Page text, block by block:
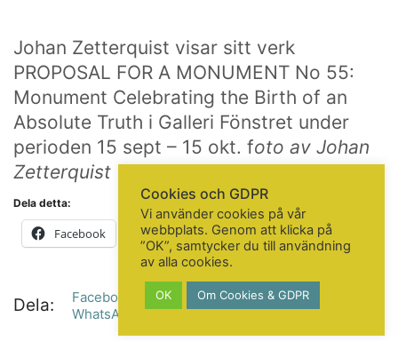
Johan Zetterquist visar sitt verk
PROPOSAL FOR A MONUMENT No 55:
Monument Celebrating the Birth of an
Absolute Truth i Galleri Fönstret under
perioden 15 sept – 15 okt. foto av Johan
Zetterquist
Dela detta:
Facebook X Mer
Dela: Facebook Twitter X LinkedIn Tumblr
WhatsApp
VAD HÄNDER…
Följ oss på Facebook
Nyhetsbrev? Prenumerera här!
© Copyright 2020. All Rights Reserved
Cookies och GDPR
Vi använder cookies på vår
webbplats. Genom att klicka på
”OK”, samtycker du till användning
av alla cookies.
OK Om Cookies & GDPR